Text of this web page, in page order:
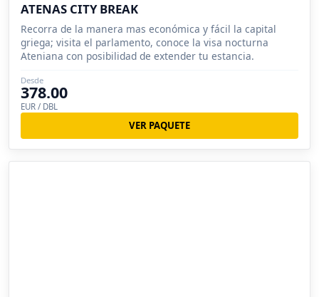
ATENAS CITY BREAK
Recorra de la manera mas económica y fácil la capital
griega; visita el parlamento, conoce la visa nocturna
Ateniana con posibilidad de extender tu estancia.
Desde
378.00
EUR / DBL
VER PAQUETE